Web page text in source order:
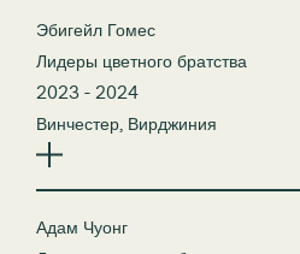
Эбигейл Гомес
Лидеры цветного братства
2023 - 2024
Винчестер, Вирджиния
Адам Чуонг